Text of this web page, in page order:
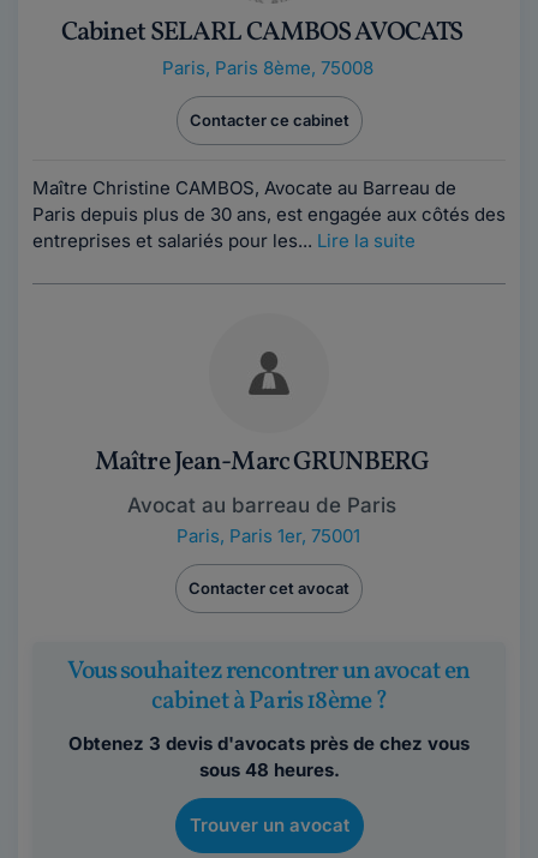
Cabinet SELARL CAMBOS AVOCATS
Paris, Paris 8ème, 75008
Contacter ce cabinet
Maître Christine CAMBOS, Avocate au Barreau de
Paris depuis plus de 30 ans, est engagée aux côtés des
entreprises et salariés pour les... Lire la suite
Maître Jean-Marc GRUNBERG
Avocat au barreau de Paris
Paris, Paris 1er, 75001
Contacter cet avocat
Vous souhaitez rencontrer un avocat en
cabinet à Paris 18ème ?
Obtenez 3 devis d'avocats près de chez vous
sous 48 heures.
Trouver un avocat